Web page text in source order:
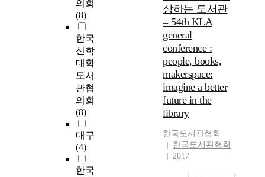
의회
(8)
한국
신학
대학
도서
관협
의회
(8)
대구
(4)
한국
상하는 도서관
= 54th KLA
general
conference :
people, books,
makerspace:
imagine a better
future in the
library
한국도서관협회
한국도서관협회
2017